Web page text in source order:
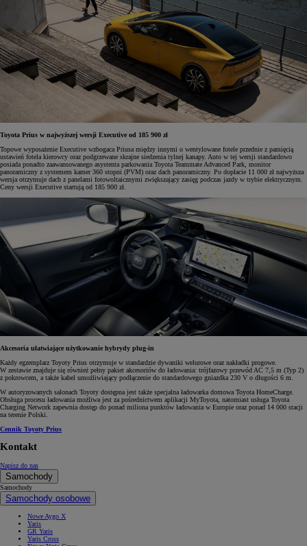
Toyota Prius w najwyższej wersji Executive od 185 900 zł
Topowe wyposażenie Executive wzbogaca Priusa między innymi o wentylowane fotele przednie z pamięcią
ustawień fotela kierowcy oraz podgrzewane skrajne siedzenia tylnej kanapy. Auto w tej wersji standardowo
posiada ponadto zaawansowanego asystenta parkowania Toyota Teammate Advanced Park, monitor
panoramiczny z systemem kamer 360 stopni (PVM) oraz dach panoramiczny. Po dopłacie 11 000 zł najwyższa
wersja otrzymuje dach z panelami fotowoltaicznymi zwiększający zasięg podczas jazdy w trybie elektrycznym.
Ceny wersji Executive startują od 185 900 zł.
Akcesoria ułatwiające użytkowanie hybrydy plug-in
Każdy egzemplarz Toyoty Prius otrzymuje w standardzie dywaniki welurowe oraz nakładki progowe.
W zestawie znajduje się również pełny pakiet akcesoriów do ładowania: trójfazowy przewód AC 7,5 m (Typ 2)
z pokrowcem, a także kabel umożliwiający podłączenie do standardowego gniazdka 230 V o długości 6 m.
W autoryzowanych salonach Toyoty dostępna jest także specjalna ładowarka domowa Toyota HomeCharge.
Obsługa procesu ładowania możliwa jest za pośrednictwem aplikacji MyToyota, natomiast usługa Toyota
Charging Network zapewnia dostęp do ponad miliona punktów ładowania w Europie oraz ponad 14 000 stacji
na terenie Polski.
Cennik Toyoty Prius
Kontakt
Napisz do nas
Samochody
Samochody
Samochody osobowe
Nowe Aygo X
Yaris
GR Yaris
Yaris Cross